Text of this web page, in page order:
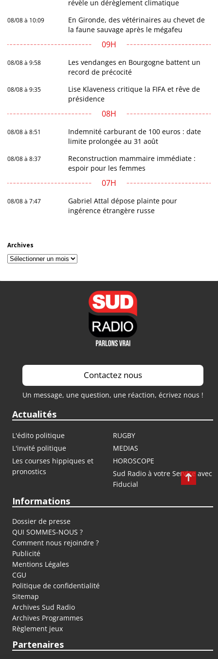
révèle un dérèglement climatique
08/08 à 10:09
En Gironde, des vétérinaires au chevet de
la faune sauvage après le mégafeu
09H
08/08 à 9:58
Les vendanges en Bourgogne battent un
record de précocité
08/08 à 9:35
Lise Klaveness critique la FIFA et rêve de
présidence
08H
08/08 à 8:51
Indemnité carburant de 100 euros : date
limite prolongée au 31 août
08/08 à 8:37
Reconstruction mammaire immédiate :
espoir pour les femmes
07H
08/08 à 7:47
Gabriel Attal dépose plainte pour
ingérence étrangère russe
Archives
Archives
Contactez nous
Un message, une question, une réaction, écrivez nous !
Actualités
L'édito politique
RUGBY
L'invité politique
MEDIAS
Les courses hippiques et
pronostics
HOROSCOPE
Sud Radio à votre Service avec
Fiducial
Informations
Dossier de presse
QUI SOMMES-NOUS ?
Comment nous rejoindre ?
Publicité
Mentions Légales
CGU
Politique de confidentialité
Sitemap
Archives Sud Radio
Archives Programmes
Règlement jeux
Partenaires